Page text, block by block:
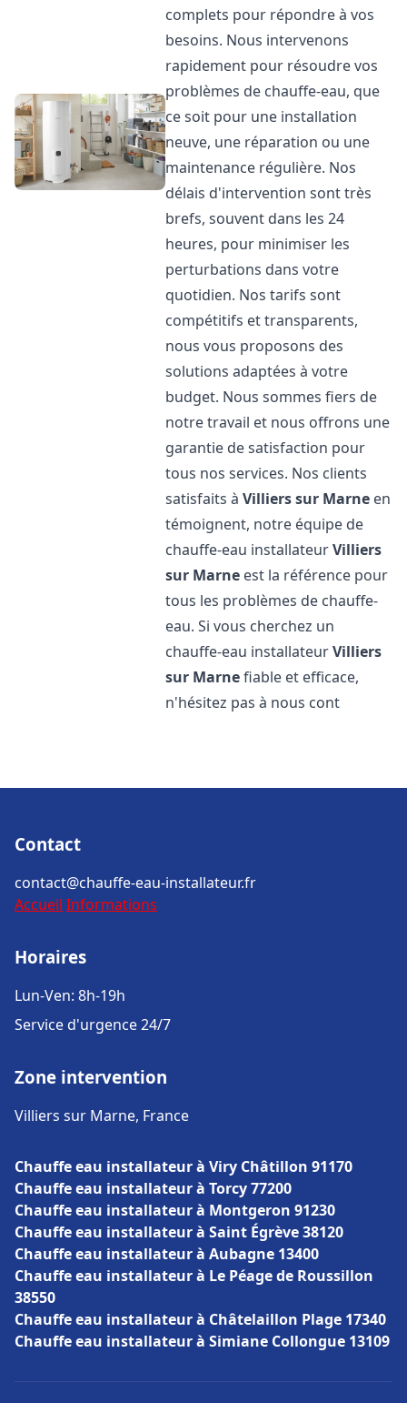
complets pour répondre à vos
besoins. Nous intervenons
rapidement pour résoudre vos
problèmes de chauffe-eau, que
ce soit pour une installation
neuve, une réparation ou une
maintenance régulière. Nos
délais d'intervention sont très
brefs, souvent dans les 24
heures, pour minimiser les
perturbations dans votre
quotidien. Nos tarifs sont
compétitifs et transparents,
nous vous proposons des
solutions adaptées à votre
budget. Nous sommes fiers de
notre travail et nous offrons une
garantie de satisfaction pour
tous nos services. Nos clients
satisfaits àVilliers sur Marne en
témoignent, notre équipe de
chauffe-eau installateurVilliers
sur Marne est la référence pour
tous les problèmes de chauffe-
eau. Si vous cherchez un
chauffe-eau installateurVilliers
sur Marnefiable et efficace,
n'hésitez pas à nous cont
Contact
contact@chauffe-eau-installateur.fr
Accueil Informations
Horaires
Lun-Ven: 8h-19h
Service d'urgence 24/7
Zone intervention
Villiers sur Marne, France
Chauffe eau installateur à Viry Châtillon 91170
Chauffe eau installateur à Torcy 77200
Chauffe eau installateur à Montgeron 91230
Chauffe eau installateur à Saint Égrève 38120
Chauffe eau installateur à Aubagne 13400
Chauffe eau installateur à Le Péage de Roussillon
38550
Chauffe eau installateur à Châtelaillon Plage 17340
Chauffe eau installateur à Simiane Collongue 13109